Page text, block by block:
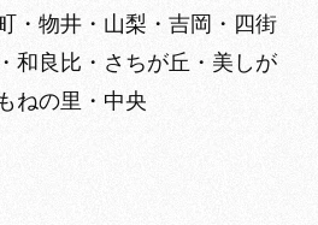
・物井・山梨・吉岡・四街
和良比・さちが丘・美しが
ねの里・中央